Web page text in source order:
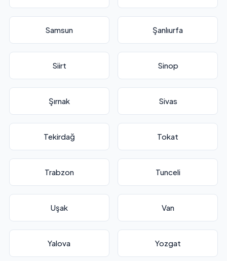
Samsun Şanlıurfa
Siirt Sinop
Şırnak Sivas
Tekirdağ Tokat
Trabzon Tunceli
Uşak Van
Yalova Yozgat